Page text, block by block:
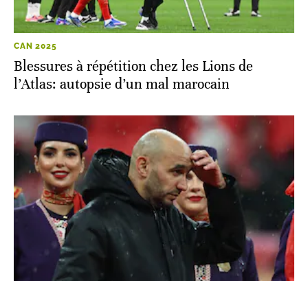
CAN 2025
Blessures à répétition chez les Lions de
l’Atlas: autopsie d’un mal marocain